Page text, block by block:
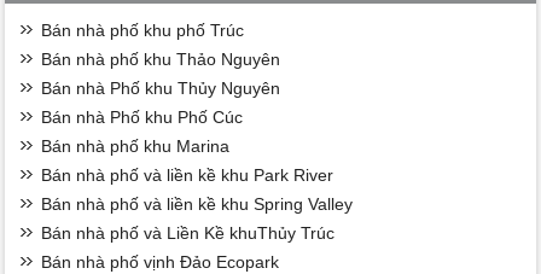
Bán nhà phố khu phố Trúc
Bán nhà phố khu Thảo Nguyên
Bán nhà Phố khu Thủy Nguyên
Bán nhà Phố khu Phố Cúc
Bán nhà phố khu Marina
Bán nhà phố và liền kề khu Park River
Bán nhà phố và liền kề khu Spring Valley
Bán nhà phố và Liền Kề khuThủy Trúc
Bán nhà phố vịnh Đảo Ecopark